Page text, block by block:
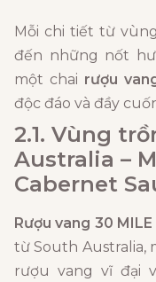
Mỗi chi tiết từ
đến những nốt
một chai rượu
độc đáo và đầy
2.1. Vùng
Australia –
Cabernet
Rượu vang 30 MILE
từ South Australia,
rượu vang vĩ đại